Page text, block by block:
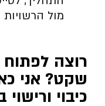
מול הרשויות
רוצה
שקט? אני
כיבוי